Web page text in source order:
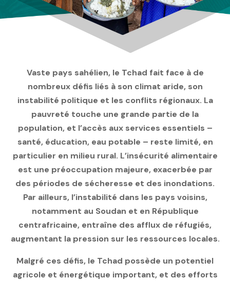
Vaste pays sahélien, le Tchad fait face à de
nombreux défis liés à son climat aride, son
instabilité politique et les conflits régionaux. La
pauvreté touche une grande partie de la
population, et l’accès aux services essentiels –
santé, éducation, eau potable – reste limité, en
particulier en milieu rural. L’insécurité alimentaire
est une préoccupation majeure, exacerbée par
des périodes de sécheresse et des inondations.
Par ailleurs, l’instabilité dans les pays voisins,
notamment au Soudan et en République
centrafricaine, entraîne des afflux de réfugiés,
augmentant la pression sur les ressources locales.
Malgré ces défis, le Tchad possède un potentiel
agricole et énergétique important, et des efforts